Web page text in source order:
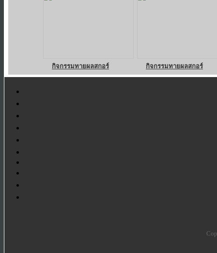
กิจกรรมทายผลสกอร์ กิจกรรมทายผลสกอร์